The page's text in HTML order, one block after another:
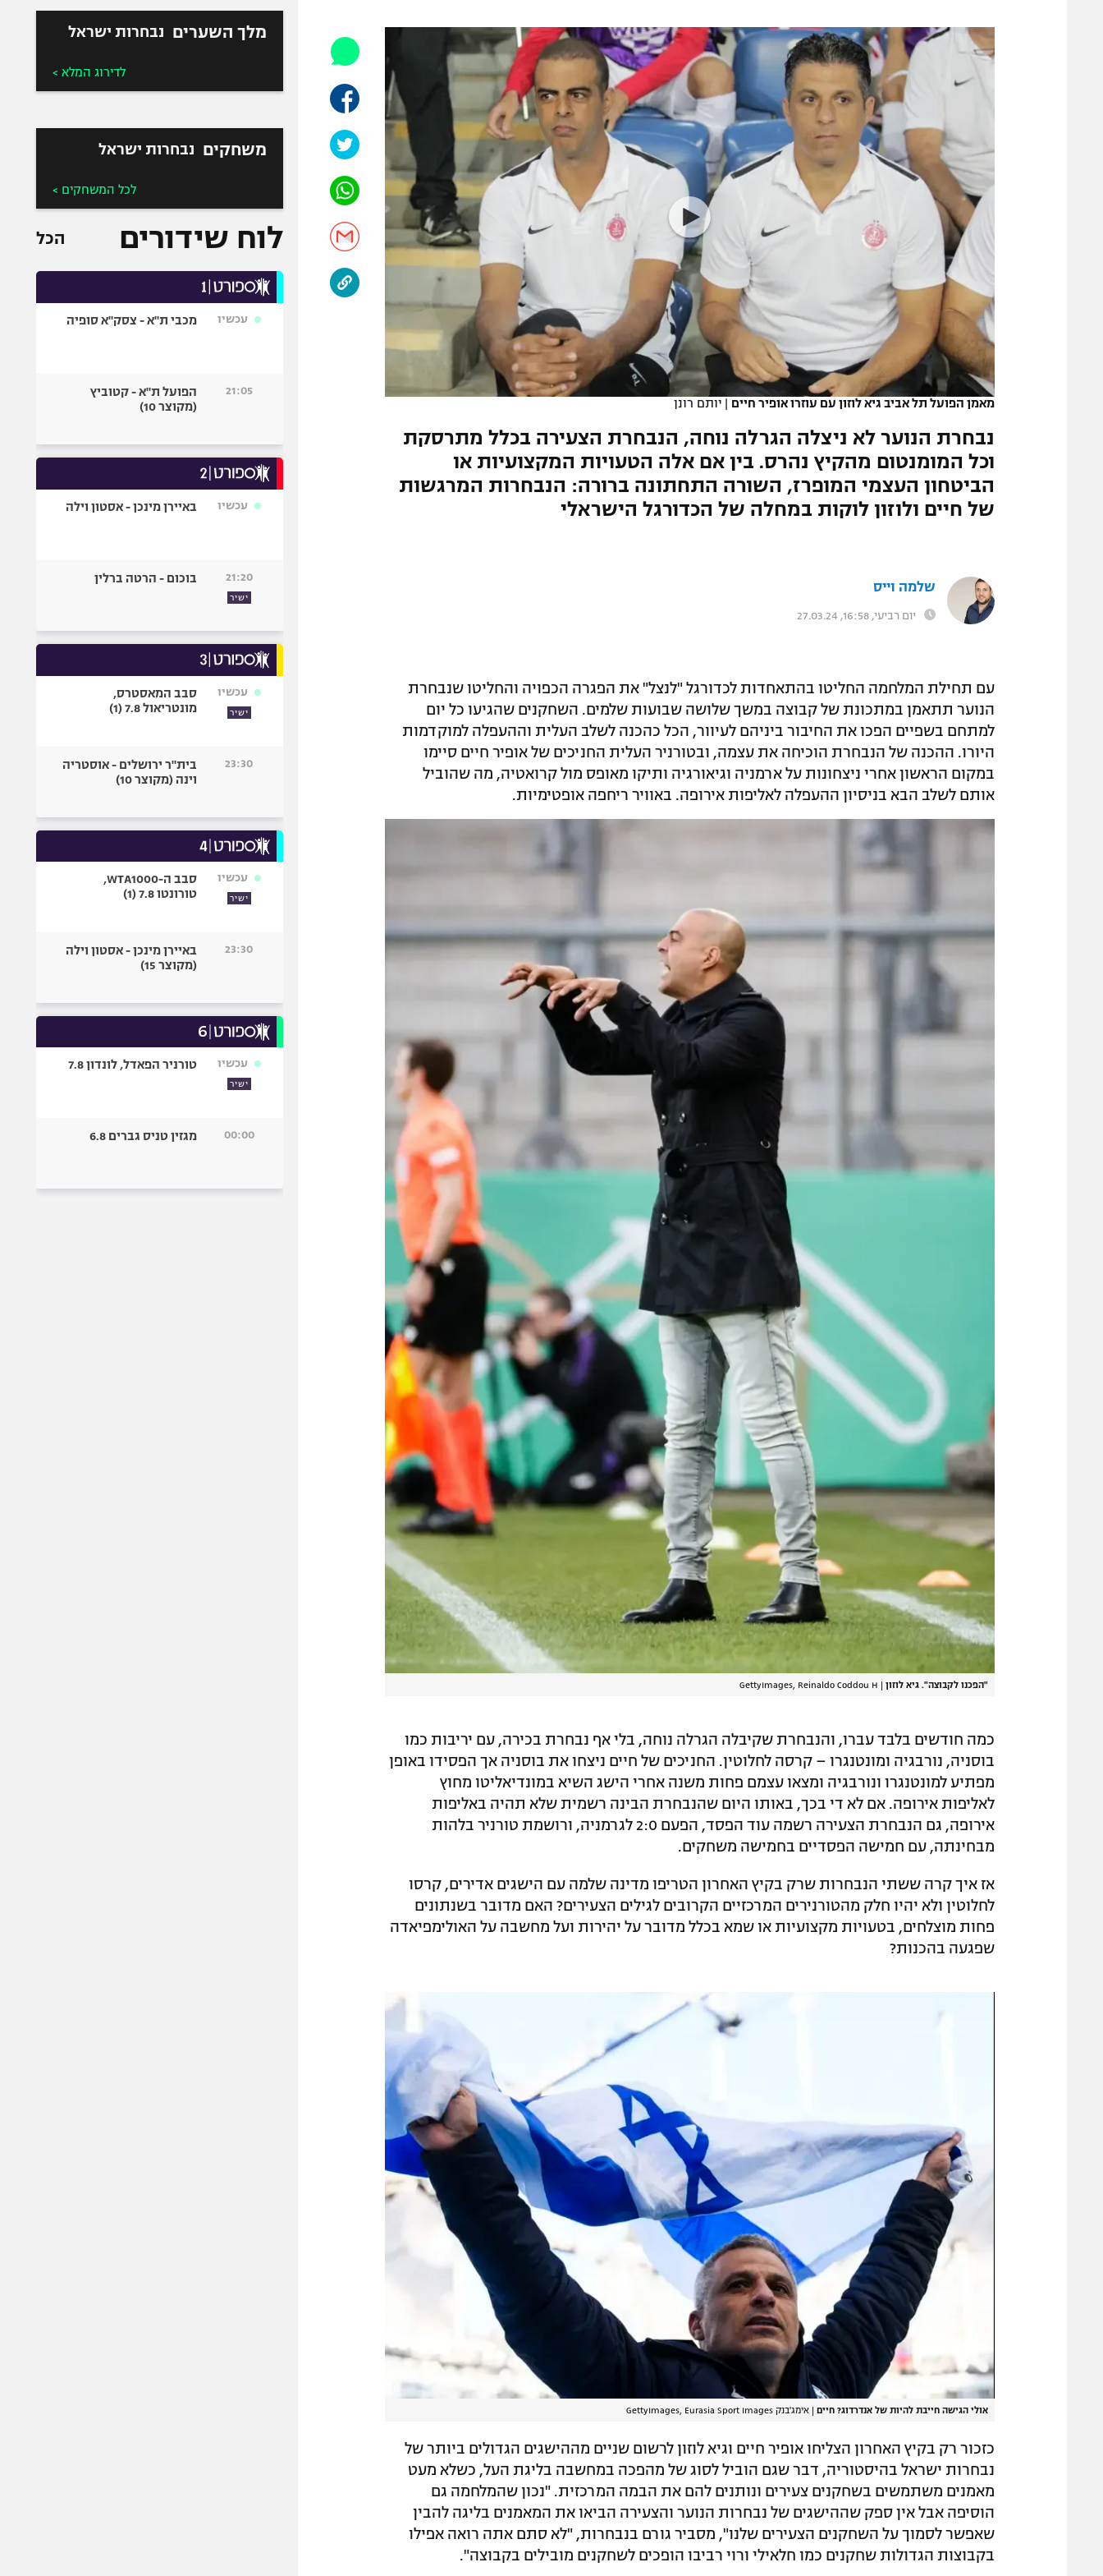
תקנון משתתפים וזוכים בפרסים
תקנון עבור פעילות אלקטרה
תקנון עבור פעילות ספורט 1 – "מרלן"
גיימינג E-Sports
תנאי שימוש
מדיניות פרטיות
תקנון פעילות ספורט 1
רשיון להקרנה פומבית לבית עסק
הצטרפות לחבילת הערוצים
לוח דרושים – ג'ובנט
תגיות
המגזין
הפועל תל אביב
הפועל חיפה
הפועל באר שבע
מכבי נתניה
בני יהודה
ליגה סינית
ליגה ברזילאית
ליגות נוספות
אופניים
בייסבול MLB
ספורט אתגרי
אומנויות לחימה
מאמן הפועל תל אביב גיא לוזון עם עוזרו אופיר חיים | יותם רונן
נבחרת הנוער לא ניצלה הגרלה נוחה, הנבחרת הצעירה בכלל מתרסקת
וכל המומנטום מהקיץ נהרס. בין אם אלה הטעויות המקצועיות או
הביטחון העצמי המופרז, השורה התחתונה ברורה: הנבחרות המרגשות
של חיים ולוזון לוקות במחלה של הכדורגל הישראלי
שלמה וייס
יום רביעי, 16:58, 27.03.24
עם תחילת המלחמה החליטו בהתאחדות לכדורגל "לנצל" את הפגרה הכפויה והחליטו שנבחרת
הנוער תתאמן במתכונת של קבוצה במשך שלושה שבועות שלמים. השחקנים שהגיעו כל יום
למתחם בשפיים הפכו את החיבור ביניהם לעיוור, הכל כהכנה לשלב העלית וההעפלה למוקדמות
היורו. ההכנה של הנבחרת הוכיחה את עצמה, ובטורניר העלית החניכים של אופיר חיים סיימו
במקום הראשון אחרי ניצחונות על ארמניה וגיאורגיה ותיקו מאופס מול קרואטיה, מה שהוביל
אותם לשלב הבא בניסיון ההעפלה לאליפות אירופה. באוויר ריחפה אופטימיות.
"הפכנו לקבוצה". גיא לוזון |
GettyImages, Reinaldo Coddou H
כמה חודשים בלבד עברו, והנבחרת שקיבלה הגרלה נוחה, בלי אף נבחרת בכירה, עם יריבות כמו
בוסניה, נורבגיה ומונטנגרו – קרסה לחלוטין. החניכים של חיים ניצחו את בוסניה אך הפסידו באופן
מפתיע למונטנגרו ונורבגיה ומצאו עצמם פחות משנה אחרי הישג השיא במונדיאליטו מחוץ
לאליפות אירופה. אם לא די בכך, באותו היום שהנבחרת הבינה רשמית שלא תהיה באליפות
אירופה, גם הנבחרת הצעירה רשמה עוד הפסד, הפעם 2:0 לגרמניה, ורושמת טורניר בלהות
מבחינתה, עם חמישה הפסדיים בחמישה משחקים.
אז איך קרה ששתי הנבחרות שרק בקיץ האחרון הטריפו מדינה שלמה עם הישגים אדירים, קרסו
לחלוטין ולא יהיו חלק מהטורנירים המרכזיים הקרובים לגילים הצעירים? האם מדובר בשנתונים
פחות מוצלחים, בטעויות מקצועיות או שמא בכלל מדובר על יהירות ועל מחשבה על האולימפיאדה
שפגעה בהכנות?
אולי הגישה חייבת להיות של אנדרדוג? חיים | אימג'בנק GettyImages, Eurasia Sport Images
כזכור רק בקיץ האחרון הצליחו אופיר חיים וגיא לוזון לרשום שניים מההישגים הגדולים ביותר של
נבחרות ישראל בהיסטוריה, דבר שגם הוביל לסוג של מהפכה במחשבה בליגת העל, כשלא מעט
מאמנים משתמשים בשחקנים צעירים ונותנים להם את הבמה המרכזית. "נכון שהמלחמה גם
הוסיפה אבל אין ספק שההישגים של נבחרות הנוער והצעירה הביאו את המאמנים בליגה להבין
שאפשר לסמוך על השחקנים הצעירים שלנו", מסביר גורם בנבחרות, "לא סתם אתה רואה אפילו
בקבוצות הגדולות שחקנים כמו חלאילי ורוי רביבו הופכים לשחקנים מובילים בקבוצה".
מלך השערים נבחרות ישראל
לדירוג המלא >
משחקים נבחרות ישראל
לכל המשחקים >
לוח שידורים הכל
עכשיו מכבי ת"א - צסק"א סופיה
21:05
הפועל ת"א - קטוביץ
(מקוצר 10)
עכשיו באיירן מינכן - אסטון וילה
21:20
ישיר
בוכום - הרטה ברלין
עכשיו
ישיר
סבב המאסטרס,
מונטריאול 7.8 (1)
23:30
בית"ר ירושלים - אוסטריה
וינה (מקוצר 10)
עכשיו
ישיר
סבב ה-WTA1000,
טורונטו 7.8 (1)
23:30
באיירן מינכן - אסטון וילה
(מקוצר 15)
עכשיו
ישיר
טורניר הפאדל, לונדון 7.8
00:00 מגזין טניס גברים 6.8